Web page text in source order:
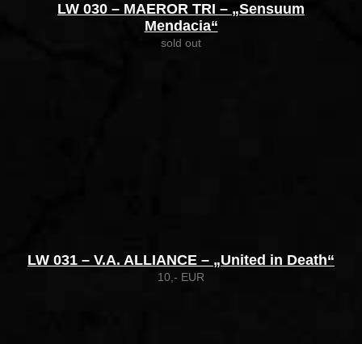
LW 030 – MAEROR TRI – „Sensuum
Mendacia“
sold out
LW 031 – V.A. ALLIANCE – „United in Death“
10,- EUR